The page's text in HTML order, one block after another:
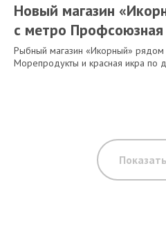
Новый магазин
с метро Профсоюзная
Рыбный магазин «Икорный»
Морепродукты и красная икра по